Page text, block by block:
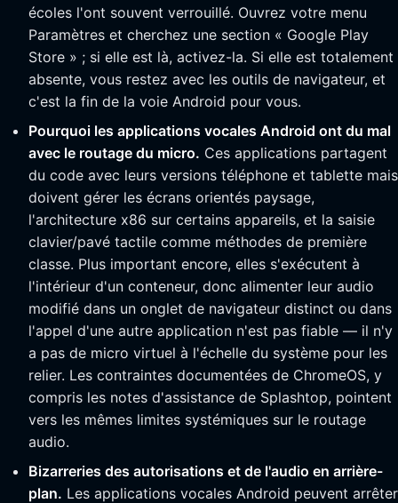
écoles l'ont souvent verrouillé. Ouvrez votre menu
Paramètres et cherchez une section « Google Play
Store » ; si elle est là, activez-la. Si elle est totalement
absente, vous restez avec les outils de navigateur, et
c'est la fin de la voie Android pour vous.
Pourquoi les applications vocales Android ont du mal
avec le routage du micro. Ces applications partagent
du code avec leurs versions téléphone et tablette mais
doivent gérer les écrans orientés paysage,
l'architecture x86 sur certains appareils, et la saisie
clavier/pavé tactile comme méthodes de première
classe. Plus important encore, elles s'exécutent à
l'intérieur d'un conteneur, donc alimenter leur audio
modifié dans un onglet de navigateur distinct ou dans
l'appel d'une autre application n'est pas fiable — il n'y
a pas de micro virtuel à l'échelle du système pour les
relier. Les contraintes documentées de ChromeOS, y
compris les notes d'assistance de Splashtop, pointent
vers les mêmes limites systémiques sur le routage
audio.
Bizarreries des autorisations et de l'audio en arrière-
plan. Les applications vocales Android peuvent arrêter